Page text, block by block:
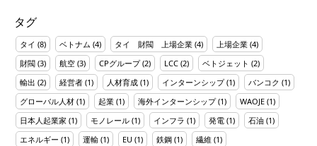
タグ
タイ (8) ベトナム (4) タイ 財閥 上場企業 (4) 上場企業 (4)
財閥 (3) 航空 (3) CPグループ(2) LCC (2) ベトジェット (2)
輸出 (2) 経営者 (1) 人材育成 (1) インターンシップ(1) バンコク (1)
グローバル人材 (1) 起業 (1) 海外インターンシップ(1) WAOJE (1)
日本人起業家 (1) モノレール (1) インフラ (1) 発電 (1) 石油 (1)
エネルギー (1) 運輸 (1) EU (1) 鉄鋼 (1) 繊維 (1)